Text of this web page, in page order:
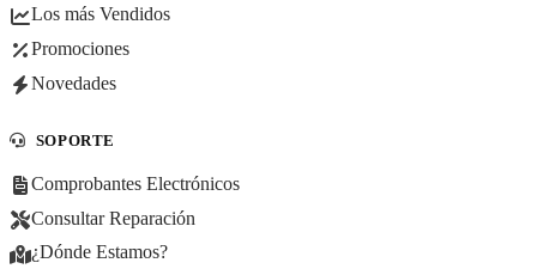
Los más Vendidos
Promociones
Novedades
SOPORTE
Comprobantes Electrónicos
Consultar Reparación
¿Dónde Estamos?